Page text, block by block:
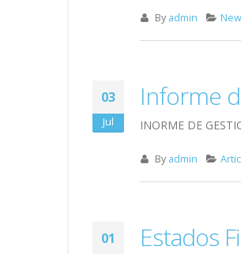
By admin
03
Jul
Informe
INORME DE
By admin
01 Estados